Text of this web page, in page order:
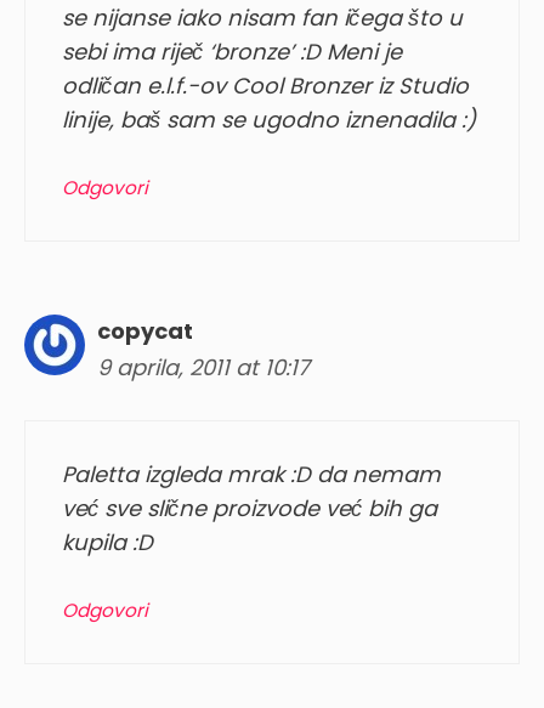
se nijanse iako nisam fan ičega što u
sebi ima riječ ‘bronze’ :D Meni je
odličan e.l.f.-ov Cool Bronzer iz Studio
linije, baš sam se ugodno iznenadila :)
Odgovori
copycat
9 aprila, 2011 at 10:17
Paletta izgleda mrak :D da nemam
već sve slične proizvode već bih ga
kupila :D
Odgovori